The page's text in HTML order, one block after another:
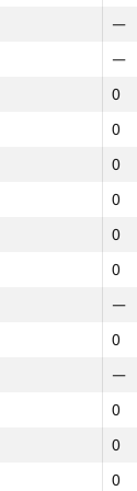
—
—
0
0
0
0
0
0
—
0
—
0
0
0
—
—
-18
10
138
0
261
112
—
3
—
68
13
28
—
—
0
0
0
0
0
0
—
0
—
0
0
0
—
—
0
0
0
0
0
0
—
0
—
0
0
0
—
—
-18
10
138
0
261
112
—
3
—
68
13
28
—
—
0
0
0
0
0
0
—
0
—
0
0
0